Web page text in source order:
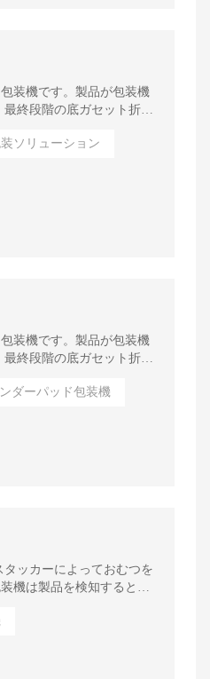
装機です。製品が包装機
終段階の底ガセット折
ソリューション
装機です。製品が包装機
終段階の底ガセット折
ダーパッド包装機
ッカーによっておむつを
機は製品を検知すると、